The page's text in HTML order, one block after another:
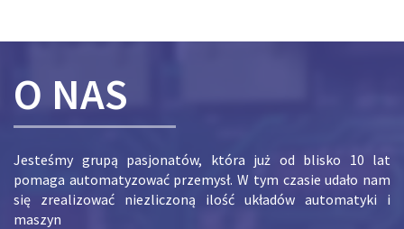
O NAS
Jesteśmy grupą pasjonatów, która już od blisko 10 lat
pomaga automatyzować przemysł. W tym czasie udało nam
się zrealizować niezliczoną ilość układów automatyki i
maszyn